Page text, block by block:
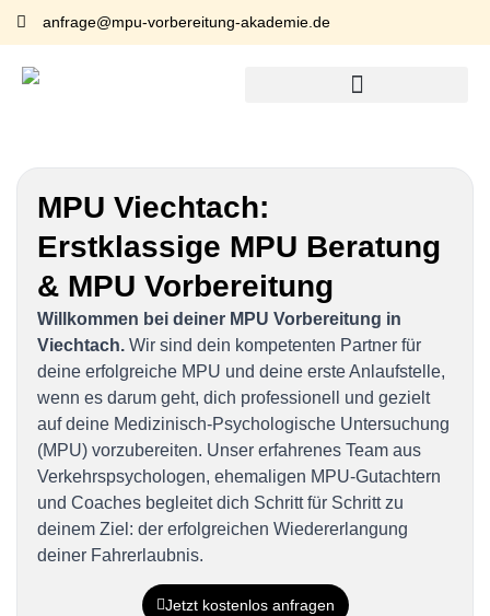
anfrage@mpu-vorbereitung-akademie.de
MPU Viechtach:
Erstklassige MPU Beratung
& MPU Vorbereitung
Willkommen bei deiner MPU Vorbereitung in
Viechtach. Wir sind dein kompetenten Partner für
deine erfolgreiche MPU und deine erste Anlaufstelle,
wenn es darum geht, dich professionell und gezielt
auf deine Medizinisch-Psychologische Untersuchung
(MPU) vorzubereiten. Unser erfahrenes Team aus
Verkehrspsychologen, ehemaligen MPU-Gutachtern
und Coaches begleitet dich Schritt für Schritt zu
deinem Ziel: der erfolgreichen Wiedererlangung
deiner Fahrerlaubnis.
Jetzt kostenlos anfragen